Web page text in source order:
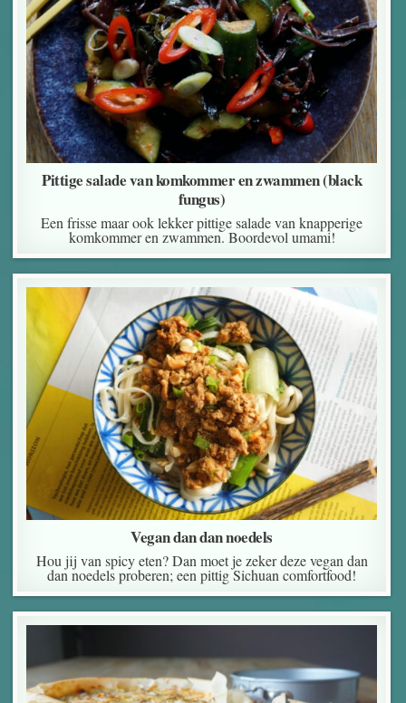
Pittige salade van komkommer en zwammen (black
fungus)
Een frisse maar ook lekker pittige salade van knapperige
komkommer en zwammen. Boordevol umami!
Vegan dan dan noedels
Hou jij van spicy eten? Dan moet je zeker deze vegan dan
dan noedels proberen; een pittig Sichuan comfortfood!